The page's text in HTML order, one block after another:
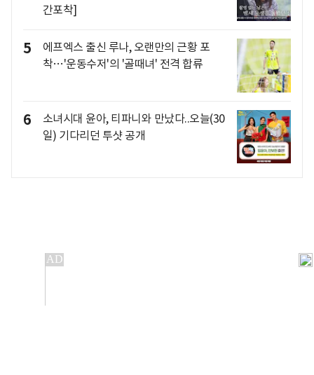
간포착]
5
에프엑스 출신 루나, 오랜만의 근황 포
착…'운동수저'의 '골때녀' 전격 합류
6
소녀시대 윤아, 티파니와 만났다..오늘(30
일) 기다리던 투샷 공개